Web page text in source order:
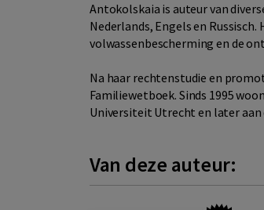
Antokolskaia is auteur van
Nederlands, Engels en
volwassenbescherming en de
Na haar rechtenstudie en
Familiewetboek. Sinds 1995
Universiteit Utrecht en later
Van deze auteur: